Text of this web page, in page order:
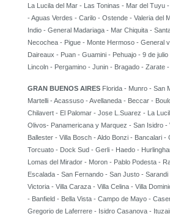
La Lucila del Mar - Las Toninas - Mar del Tuyu
- Aguas Verdes - Carilo - Ostende - Valeria del
Indio - General Madariaga - Mar Chiquita -
Necochea - Pigue - Monte Hermoso - General
Daireaux - Puan - Guamini - Pehuajo - 9 de
Lincoln - Pergamino - Junin - Bragado - Zarate
GRAN BUENOS AIRES Florida - Munro - San
Martelli - Acassuso - Avellaneda - Beccar -
Chilavert - El Palomar - Jose L.Suarez - La
Olivos- Panamericana y Marquez - San Isidro -
Ballester - Villa Bosch - Aldo Bonzi - Bancalari
Torcuato - Dock Sud - Gerli - Haedo -
Lomas del Mirador - Moron - Pablo Podesta -
Escalada - San Fernando - San Justo - Sarandi
Victoria - Villa Caraza - Villa Celina - Villa
- Banfield - Bella Vista - Campo de Mayo -
Gregorio de Laferrere - Isidro Casanova -